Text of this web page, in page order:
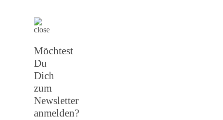
Möchtest
Du
Dich
zum
Newsletter
anmelden?